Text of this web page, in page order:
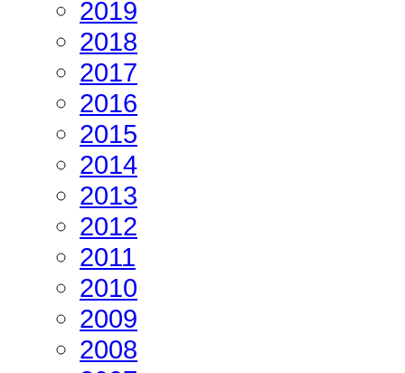
2019
2018
2017
2016
2015
2014
2013
2012
2011
2010
2009
2008